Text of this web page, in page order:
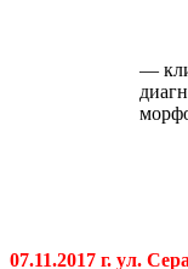
—
07.11.2017 г. ул.